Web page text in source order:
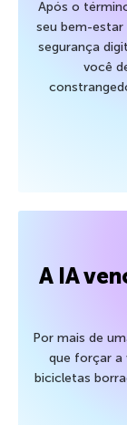
Após o
seu bem-estar
segurança
você
A IA
Por mais de
que forçar a
bicicletas